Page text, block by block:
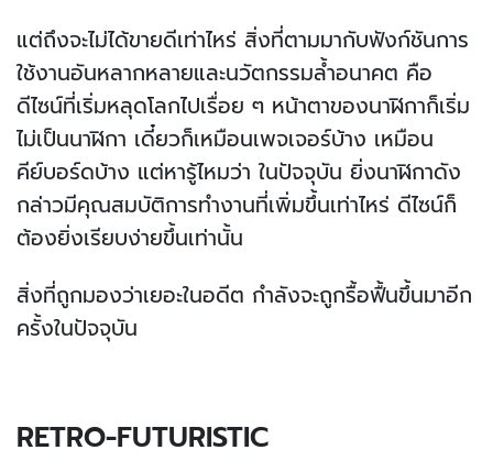
แต่ถึงจะไม่ได้ขายดีเท่าไหร่ สิ่งที่ตามมากับฟังก์ชันการ
ใช้งานอันหลากหลายและนวัตกรรมล้ำอนาคต คือ
ดีไซน์ที่เริ่มหลุดโลกไปเรื่อย ๆ หน้าตาของนาฬิกาก็เริ่ม
ไม่เป็นนาฬิกา เดี๋ยวก็เหมือนเพจเจอร์บ้าง เหมือน
คีย์บอร์ดบ้าง แต่หารู้ไหมว่า ในปัจจุบัน ยิ่งนาฬิกาดัง
กล่าวมีคุณสมบัติการทำงานที่เพิ่มขึ้นเท่าไหร่ ดีไซน์ก็
ต้องยิ่งเรียบง่ายขึ้นเท่านั้น
สิ่งที่ถูกมองว่าเยอะในอดีต กำลังจะถูกรื้อฟื้นขึ้นมาอีก
ครั้งในปัจจุบัน
RETRO-FUTURISTIC